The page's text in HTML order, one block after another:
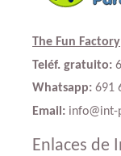
The Fun Factory
Teléf. gratuito:
Whatsapp: 691
Email: info@int-
Enlaces de